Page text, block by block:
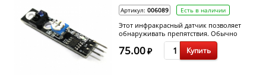
Артикул: 006089 Есть в наличии
Этот инфракрасный датчик позволяет
обнаруживать препятствия. Обычно
используется для навигации в роботах,
движущихся по нарисованной линии.
75.00₽ Купить